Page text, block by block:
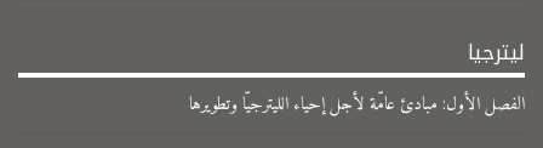
ليترجيا
الفصل الأول: مبادئ عامّة لأجل إحياء الليترجيّا وتطويرها